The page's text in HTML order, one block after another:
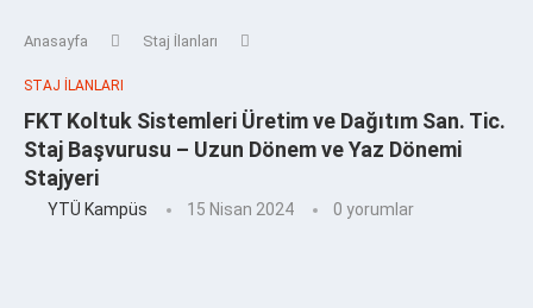
Anasayfa Staj İlanları
STAJ İLANLARI
FKT Koltuk Sistemleri Üretim ve Dağıtım San. Tic.
Staj Başvurusu – Uzun Dönem ve Yaz Dönemi
Stajyeri
YTÜ Kampüs 15 Nisan 2024 0 yorumlar